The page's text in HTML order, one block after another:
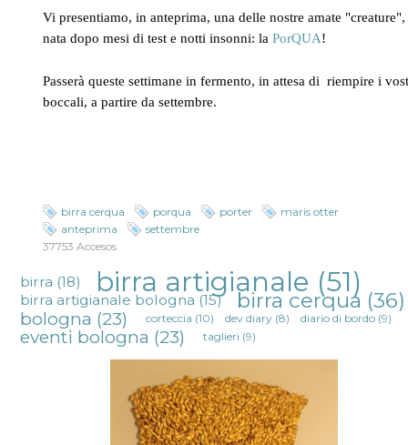
Vi presentiamo, in anteprima, una delle nostre amate "creature",
nata dopo mesi di test e notti insonni: laPorQUA!
Passerà queste settimane in fermento, in attesa di riempire i
boccali, a partire da settembre.
birra cerqua porqua porter
maris otter
anteprima
settembre
37753 Accesos
birra (18) birra artigianale (51)
birra artigianale bologna (15) birra cerqua (36)
bologna (23) corteccia (10) dev diary(8) diario di bordo(9)
eventi bologna (23) taglieri (9)